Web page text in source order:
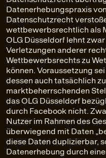
Datenerhebungspraxis
Datenschutzrecht
wettbewerbsrechtlich als
OLG Düsseldorf lehnt
Verletzungen anderer
Wettbewerbsrechts zu
können. Voraussetzung
dessen auch tatsächlich
marktbeherrschenden
das OLG Düsseldorf
durch Facebook nicht.
Nutzer im Rahmen des
überwiegend mit Daten
diese Daten duplizierbar,
Datenerhebung durch